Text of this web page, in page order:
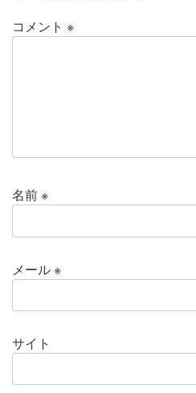
コメント ※
名前※
メール※
サイト